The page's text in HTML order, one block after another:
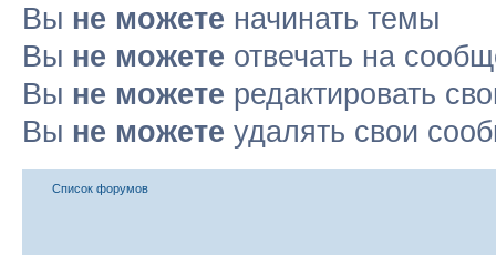
Вы не можете начинать темы
Вы не можете отвечать на
Вы не можете редактировать
Вы не можете удалять свои
Список форумов